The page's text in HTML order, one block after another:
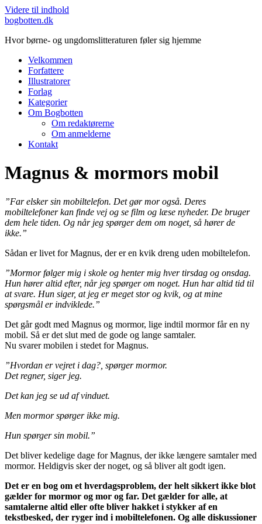
Videre til indhold
bogbotten.dk
Hvor børne- og ungdomslitteraturen føler sig hjemme
Velkommen
Forfattere
Illustratorer
Forlag
Kategorier
Om Bogbotten
Om redaktørerne
Om anmelderne
Kontakt
Magnus & mormors mobil
”Far elsker sin mobiltelefon. Det gør mor også. Deres
mobiltelefoner kan finde vej og se film og læse nyheder. De bruger
dem hele tiden. Og når jeg spørger dem om noget, så hører de
ikke.”
Sådan er livet for Magnus, der er en kvik dreng uden mobiltelefon.
”Mormor følger mig i skole og henter mig hver tirsdag og onsdag.
Hun hører altid efter, når jeg spørger om noget. Hun har altid tid til
at svare. Hun siger, at jeg er meget stor og kvik, og at mine
spørgsmål er indviklede.”
Det går godt med Magnus og mormor, lige indtil mormor får en ny
mobil. Så er det slut med de gode og lange samtaler.
Nu svarer mobilen i stedet for Magnus.
”Hvordan er vejret i dag?, spørger mormor.
Det regner, siger jeg.
Det kan jeg se ud af vinduet.
Men mormor spørger ikke mig.
Hun spørger sin mobil.”
Det bliver kedelige dage for Magnus, der ikke længere samtaler med
mormor. Heldigvis sker der noget, og så bliver alt godt igen.
Det er en bog om et hverdagsproblem, der helt sikkert ikke blot
gælder for mormor og mor og far. Det gælder for alle, at
samtalerne altid eller ofte bliver hakket i stykker af en
tekstbesked, der ryger ind i mobiltelefonen. Og alle diskussioner